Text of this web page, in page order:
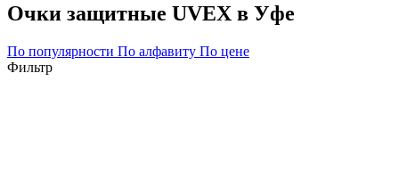
Очки защитные UVEX в Уфе
По популярности По алфавиту По цене
Фильтр